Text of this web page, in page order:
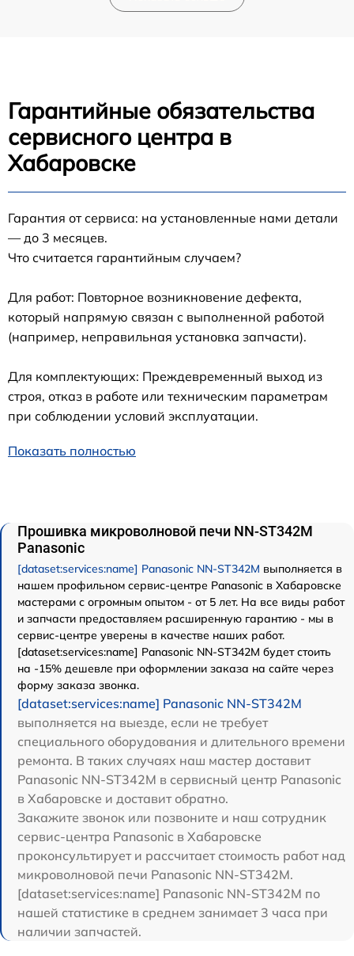
Гарантийные обязательства
сервисного центра в
Хабаровске
Гарантия от сервиса: на установленные нами детали
— до 3 месяцев.
Что считается гарантийным случаем?
Для работ: Повторное возникновение дефекта,
который напрямую связан с выполненной работой
(например, неправильная установка запчасти).
Для комплектующих: Преждевременный выход из
строя, отказ в работе или техническим параметрам
при соблюдении условий эксплуатации.
Показать полностью
Прошивка микроволновой печи NN-ST342M
Panasonic
[dataset:services:name] Panasonic NN-ST342M выполняется в
нашем профильном сервис-центре Panasonic в Хабаровске
мастерами с огромным опытом - от 5 лет. На все виды работ
и запчасти предоставляем расширенную гарантию - мы в
сервис-центре уверены в качестве наших работ.
[dataset:services:name] Panasonic NN-ST342M будет стоить
на -15% дешевле при оформлении заказа на сайте через
форму заказа звонка.
[dataset:services:name] Panasonic NN-ST342M
выполняется на выезде, если не требует
специального оборудования и длительного времени
ремонта. В таких случаях наш мастер доставит
Panasonic NN-ST342M в сервисный центр Panasonic
в Хабаровске и доставит обратно.
Закажите звонок или позвоните и наш сотрудник
сервис-центра Panasonic в Хабаровске
проконсультирует и рассчитает стоимость работ над
микроволновой печи Panasonic NN-ST342M.
[dataset:services:name] Panasonic NN-ST342M по
нашей статистике в среднем занимает 3 часа при
наличии запчастей.